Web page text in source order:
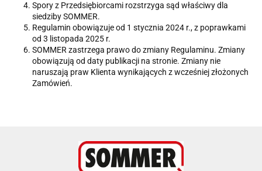
Spory z Przedsiębiorcami rozstrzyga sąd właściwy dla
siedziby SOMMER.
Regulamin obowiązuje od 1 stycznia 2024 r., z poprawkami
od 3 listopada 2025 r.
SOMMER zastrzega prawo do zmiany Regulaminu. Zmiany
obowiązują od daty publikacji na stronie. Zmiany nie
naruszają praw Klienta wynikających z wcześniej złożonych
Zamówień.